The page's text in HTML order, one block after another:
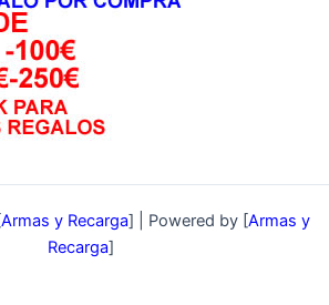
Armas y Recarga] | Powered by [ Armas y
Recarga]